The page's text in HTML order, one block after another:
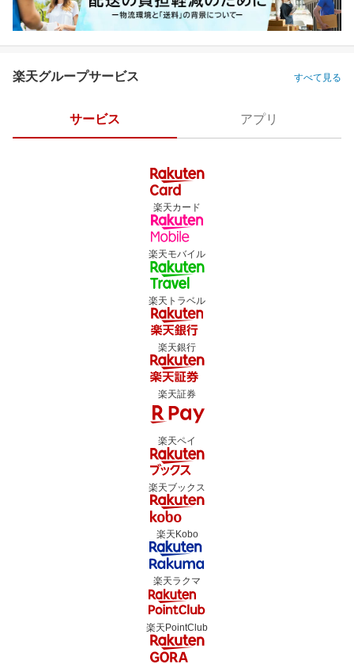
楽天グループサービス すべて見る
サービス アプリ
楽天カード
楽天モバイル
楽天トラベル
楽天銀行
楽天証券
楽天ペイ
楽天ブックス
楽天Kobo
楽天ラクマ
楽天PointClub